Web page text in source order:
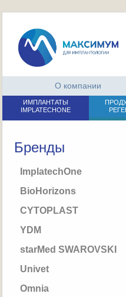
О компании
ИМПЛАНТАТЫ
IMPLATECHONE
Бренды
ImplatechOne
BioHorizons
CYTOPLAST
YDM
starMed SWAROVSKI
Univet
Omnia